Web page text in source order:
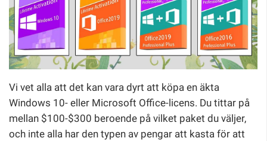
Vi vet alla att det kan vara dyrt att köpa en äkta
Windows 10- eller Microsoft Office-licens. Du tittar på
mellan $100-$300 beroende på vilket paket du väljer,
och inte alla har den typen av pengar att kasta för att